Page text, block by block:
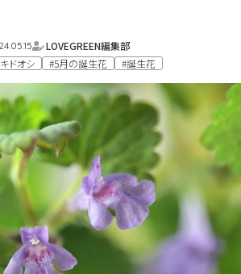
LOVEGREEN編集部
ドオシ #5月の誕生花 #誕生花